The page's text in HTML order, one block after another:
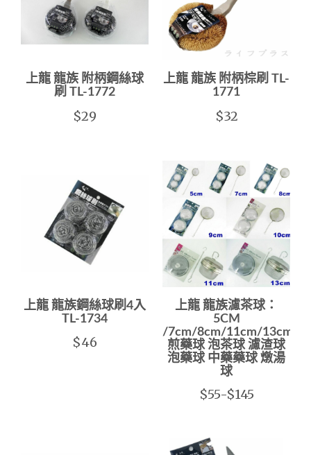
上龍 龍族 附柄鋼絲球
刷 TL-1772
$29
上龍 龍族 附柄棕刷 TL-
1771
$32
上龍 龍族鋼絲球刷4入
TL-1734
$46
上龍 龍族濾茶球：
5CM
/7cm/8cm/11cm/13cm
煎藥球 泡茶球 濾渣球
泡藥球 中藥藥球 燉湯
球
$55-$145